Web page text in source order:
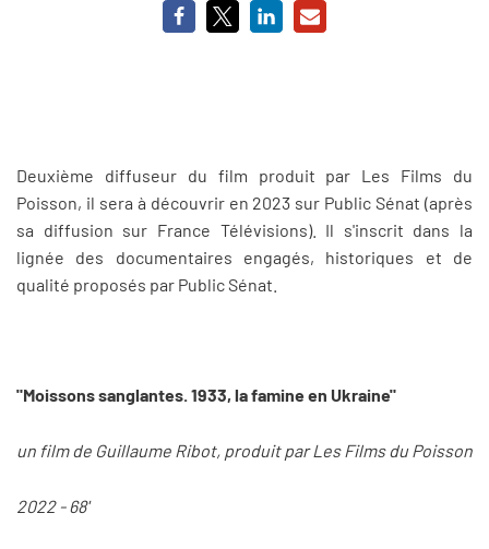
Deuxième diffuseur du film produit par Les Films du
Poisson, il sera à découvrir en 2023 sur Public Sénat (après
sa diffusion sur France Télévisions). Il s'inscrit dans la
lignée des documentaires engagés, historiques et de
qualité proposés par Public Sénat.
"Moissons sanglantes. 1933, la famine en Ukraine"
un film de Guillaume Ribot, produit par Les Films du Poisson
2022 - 68'